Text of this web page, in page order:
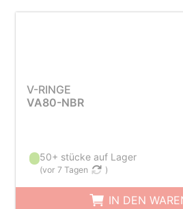
V-RINGE
VA80-NBR
50+ stücke auf Lager
(vor 7 Tagen )
IN DEN